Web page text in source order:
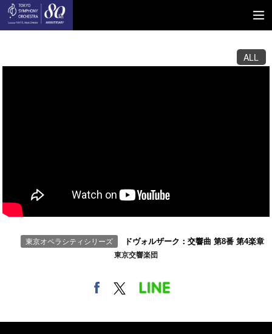
ALL
東京オペラシティシリーズ ドヴォルザーク：交響曲 第8番 第4楽章
東京交響楽団